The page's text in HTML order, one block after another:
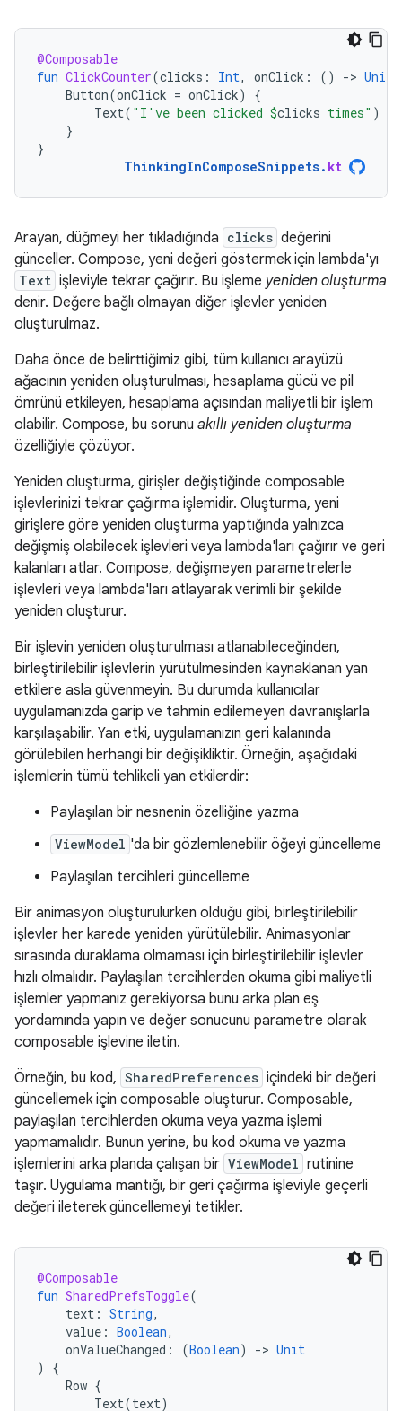
@Composable
fun ClickCounter(clicks : Int, onClick : () -> Unit
Button(onClick = onClick)
{
Text( "I've been clicked $clicks times" )
}
}
ThinkingInComposeSnippets. kt
Arayan, düğmeyi her tıkladığında clicks değerini
günceller. Compose, yeni değeri göstermek için lambda'yı
Text işleviyle tekrar çağırır. Bu işleme yeniden oluşturma
denir. Değere bağlı olmayan diğer işlevler yeniden
oluşturulmaz.
Daha önce de belirttiğimiz gibi, tüm kullanıcı arayüzü
ağacının yeniden oluşturulması, hesaplama gücü ve pil
ömrünü etkileyen, hesaplama açısından maliyetli bir işlem
olabilir. Compose, bu sorunu akıllı yeniden oluşturma
özelliğiyle çözüyor.
Yeniden oluşturma, girişler değiştiğinde composable
işlevlerinizi tekrar çağırma işlemidir. Oluşturma, yeni
girişlere göre yeniden oluşturma yaptığında yalnızca
değişmiş olabilecek işlevleri veya lambda'ları çağırır ve geri
kalanları atlar. Compose, değişmeyen parametrelerle
işlevleri veya lambda'ları atlayarak verimli bir şekilde
yeniden oluşturur.
Bir işlevin yeniden oluşturulması atlanabileceğinden,
birleştirilebilir işlevlerin yürütülmesinden kaynaklanan yan
etkilere asla güvenmeyin. Bu durumda kullanıcılar
uygulamanızda garip ve tahmin edilemeyen davranışlarla
karşılaşabilir. Yan etki, uygulamanızın geri kalanında
görülebilen herhangi bir değişikliktir. Örneğin, aşağıdaki
işlemlerin tümü tehlikeli yan etkilerdir:
Paylaşılan bir nesnenin özelliğine yazma
ViewModel 'da bir gözlemlenebilir öğeyi güncelleme
Paylaşılan tercihleri güncelleme
Bir animasyon oluşturulurken olduğu gibi, birleştirilebilir
işlevler her karede yeniden yürütülebilir. Animasyonlar
sırasında duraklama olmaması için birleştirilebilir işlevler
hızlı olmalıdır. Paylaşılan tercihlerden okuma gibi maliyetli
işlemler yapmanız gerekiyorsa bunu arka plan eş
yordamında yapın ve değer sonucunu parametre olarak
composable işlevine iletin.
Örneğin, bu kod, SharedPreferences içindeki bir değeri
güncellemek için composable oluşturur. Composable,
paylaşılan tercihlerden okuma veya yazma işlemi
yapmamalıdır. Bunun yerine, bu kod okuma ve yazma
işlemlerini arka planda çalışan bir ViewModel rutinine
taşır. Uygulama mantığı, bir geri çağırma işleviyle geçerli
değeri ileterek güncellemeyi tetikler.
@Composable
fun SharedPrefsToggle(
text : String,
value : Boolean,
onValueChanged : (Boolean) -> Unit
)
{
Row {
Text(text)